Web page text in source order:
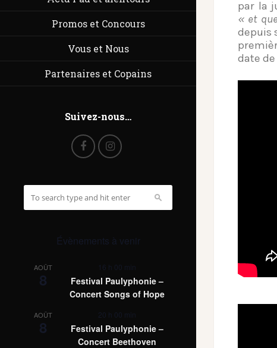
Promos et Concours
Vous et Nous
Partenaires et Copains
Suivez-nous…
Évènements à venir
AOÛT
8
16 h 00 min
Festival Paulyphonie –
Concert Songs of Hope
AOÛT
8
20 h 00 min
Festival Paulyphonie –
Concert Beethoven
par la
« et
depuis
date de